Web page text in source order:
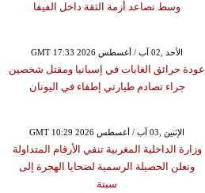
وسط تصاعد أزمة الثقة داخل الفيفا
GMT 17:33 2026 الأحد ,02 آب / أغسطس
عودة حرائق الغابات في إسبانيا ومقتل شخصين
جراء تصادم طيارتي إطفاء في اليونان
GMT 10:29 2026 الإثنين ,03 آب / أغسطس
وزارة الداخلية المغربية تنفي الأرقام المتداولة
وتعلن الحصيلة الرسمية لضحايا الهجرة إلى
سبتة